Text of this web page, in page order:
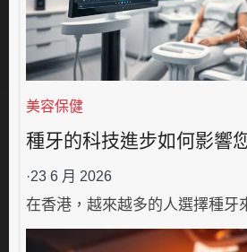
美容保健
種牙的科技進步如何影響
·23 6 月 2026
在香港，越來越多的人選擇種牙